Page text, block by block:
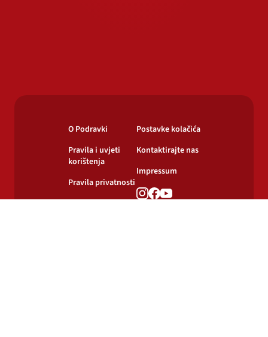
O Podravki
Pravila i uvjeti
korištenja
Pravila privatnosti
Postavke kolačića
Kontaktirajte nas
Impressum